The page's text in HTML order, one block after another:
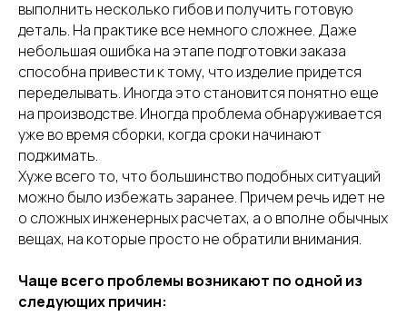
выполнить несколько гибов и получить готовую
деталь. На практике все немного сложнее. Даже
небольшая ошибка на этапе подготовки заказа
способна привести к тому, что изделие придется
переделывать. Иногда это становится понятно еще
на производстве. Иногда проблема обнаруживается
уже во время сборки, когда сроки начинают
поджимать.
Хуже всего то, что большинство подобных ситуаций
можно было избежать заранее. Причем речь идет не
о сложных инженерных расчетах, а о вполне обычных
вещах, на которые просто не обратили внимания.
Чаще всего проблемы возникают по одной из
следующих причин: